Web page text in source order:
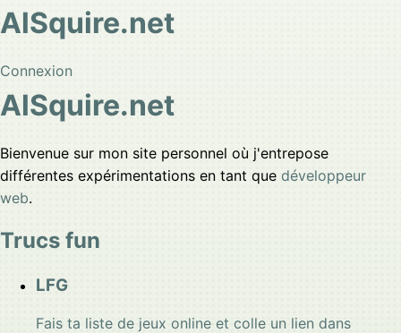
AlSquire.net
Connexion
AlSquire.net
Bienvenue sur mon site personnel où j'entrepose
différentes expérimentations en tant que développeur
web.
Trucs fun
LFG
Fais ta liste de jeux online et colle un lien dans